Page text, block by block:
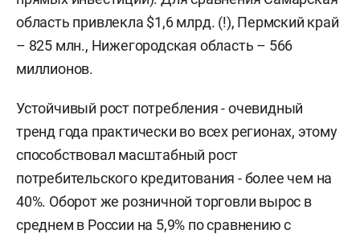
область привлекла $1,6 млрд. (!), Пермский край
– 825 млн., Нижегородская область – 566
миллионов.
Устойчивый рост потребления - очевидный
тренд года практически во всех регионах, этому
способствовал масштабный рост
потребительского кредитования - более чем на
40%. Оборот же розничной торговли вырос в
среднем в России на 5,9% по сравнению с